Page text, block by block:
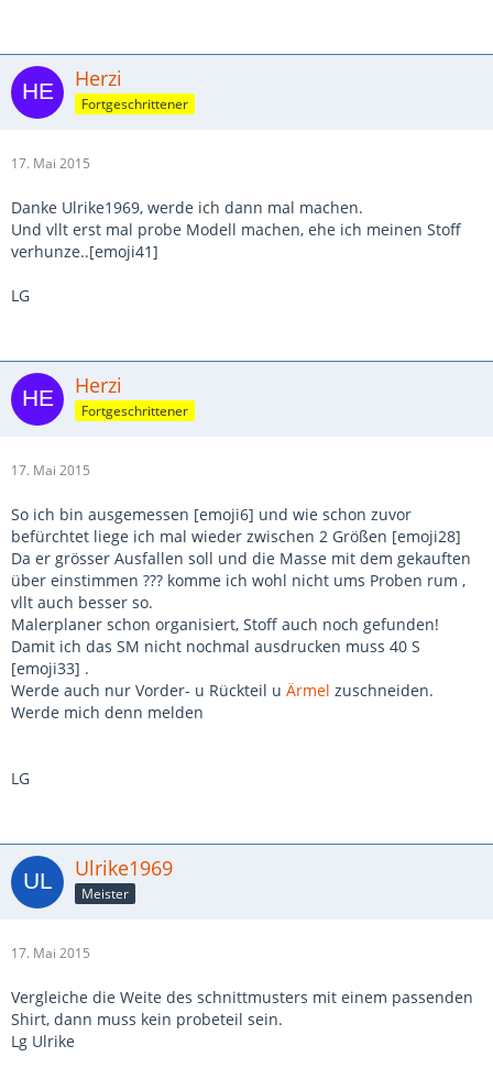
Herzi
Fortgeschrittener
17. Mai 2015
Danke Ulrike1969, werde ich dann mal machen.
Und vllt erst mal probe Modell machen, ehe ich meinen Stoff
verhunze..[emoji41]
LG
Herzi
Fortgeschrittener
17. Mai 2015
So ich bin ausgemessen [emoji6] und wie schon zuvor
befürchtet liege ich mal wieder zwischen 2 Größen [emoji28]
Da er grösser Ausfallen soll und die Masse mit dem gekauften
über einstimmen ??? komme ich wohl nicht ums Proben rum ,
vllt auch besser so.
Malerplaner schon organisiert, Stoff auch noch gefunden!
Damit ich das SM nicht nochmal ausdrucken muss 40 S
[emoji33] .
Werde auch nur Vorder- u Rückteil u Ärmel zuschneiden.
Werde mich denn melden
LG
Ulrike1969
Meister
17. Mai 2015
Vergleiche die Weite des schnittmusters mit einem passenden
Shirt, dann muss kein probeteil sein.
Lg Ulrike